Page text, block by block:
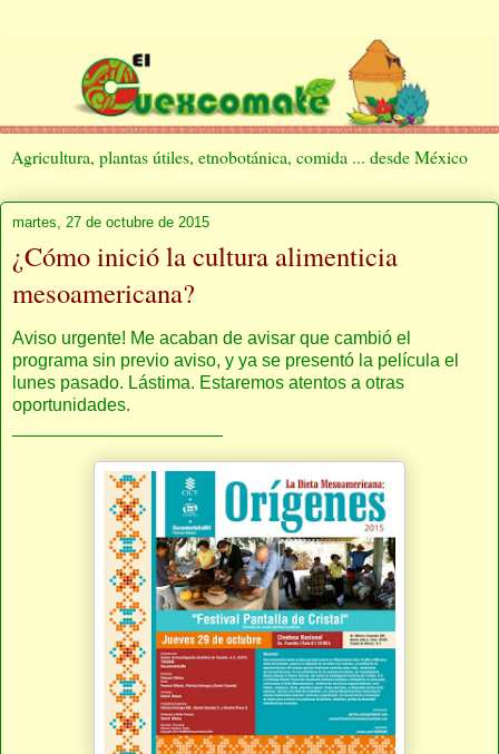
Agricultura, plantas útiles, etnobotánica, comida ... desde México
martes, 27 de octubre de 2015
¿Cómo inició la cultura alimenticia
mesoamericana?
Aviso urgente! Me acaban de avisar que cambió el
programa sin previo aviso, y ya se presentó la película el
lunes pasado. Lástima. Estaremos atentos a otras
oportunidades.